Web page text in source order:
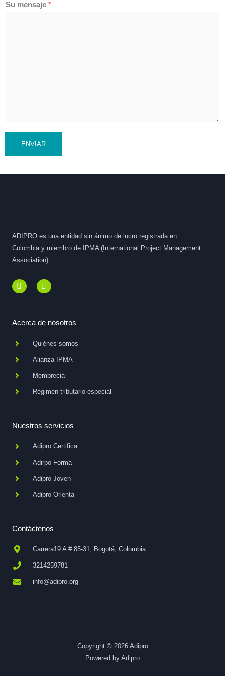
Su mensaje *
ENVIAR
ADIPRO es una entidad sin ánimo de lucro registrada en
Colombia y miembro de IPMA (International Project Management
Association)
F
a
o
-
L
i
d
n
-
n
Acerca de nosotros
Quiénes somos
Alianza IPMA
Membrecia
Régimen tributario especial
Nuestros servicios
Adipro Certifica
Adirpo Forma
Adipro Joven
Adipro Orienta
Contáctenos
Carrera19 A # 85-31, Bogotá, Colombia.
3214259781
info@adipro.org
Copyright © 2026 Adipro
Powered by Adipro